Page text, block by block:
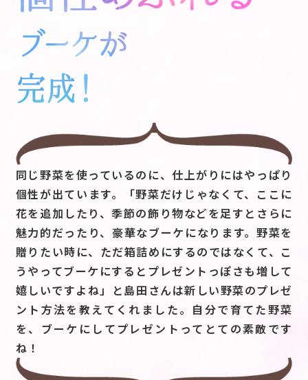
同じ野菜を使っているのに、仕上がりにはやっぱり
個性が出ています。「野菜だけじゃなくて、ここに
花を追加したり、季節の飾り物などを足すとさらに
魅力的だったり、豪華なブーケになります。野菜を
贈りたい時に、ただ箱詰めにするのではなくて、こ
うやってブーケにするとプレゼントっぽさも増して
嬉しいですよね」と島田さんは新しい野菜のプレゼ
ント方法を教えてくれました。自分で育てた野菜
を、ブーケにしてプレゼントってとての素敵です
ね！